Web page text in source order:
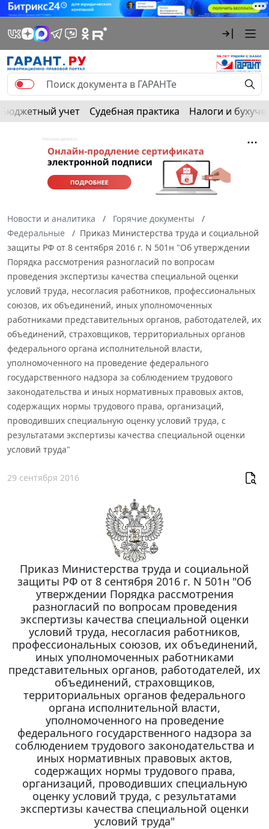
Бюджетный учет Судебная практика Налоги и
Новости и аналитика
Горячие документы
Федеральные
Приказ Министерства труда и социальной
защиты РФ от 8 сентября 2016 г. N 501н "Об утверждении
Порядка рассмотрения разногласий по вопросам
проведения экспертизы качества специальной оценки
условий труда, несогласия работников, профессиональных
союзов, их объединений, иных уполномоченных
работниками представительных органов, работодателей, их
объединений, страховщиков, территориальных органов
федерального органа исполнительной власти,
уполномоченного на проведение федерального
государственного надзора за соблюдением трудового
законодательства и иных нормативных правовых актов,
содержащих нормы трудового права, организаций,
проводивших специальную оценку условий труда, с
результатами экспертизы качества специальной оценки
условий труда"
29 сентября 2016
Приказ Министерства труда и социальной
защиты РФ от 8 сентября 2016 г. N 501н "Об
утверждении Порядка рассмотрения
разногласий по вопросам проведения
экспертизы качества специальной оценки
условий труда, несогласия работников,
профессиональных союзов, их объединений,
иных уполномоченных работниками
представительных органов, работодателей, их
объединений, страховщиков,
территориальных органов федерального
органа исполнительной власти,
уполномоченного на проведение
федерального государственного надзора за
соблюдением трудового законодательства и
иных нормативных правовых актов,
содержащих нормы трудового права,
организаций, проводивших специальную
оценку условий труда, с результатами
экспертизы качества специальной оценки
условий труда"